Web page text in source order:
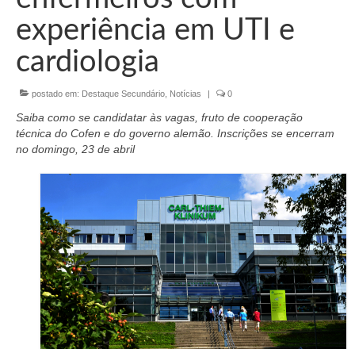
Conselheiros e Diretoria
Câmaras Técnicas
Carta de Serviços ao Cidadão
Governança
Eleições Triênio 2027-2029
Eleições 2023
Eleições Anteriores
Agenda do presidente
experiência em UTI e
cardiologia
postado em: Destaque Secundário Notícias | 0
Saiba como se candidatar às vagas, fruto de cooperação
técnica do Cofen e do governo alemão. Inscrições se encerram
no domingo, 23 de abril